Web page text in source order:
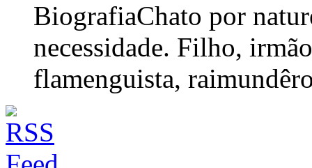
BiografiaChato por
necessidade. Filho,
flamenguista,